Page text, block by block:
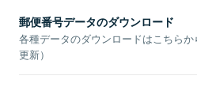
郵便番号データのダウンロード
各種データのダウンロードはこちらか
更新）